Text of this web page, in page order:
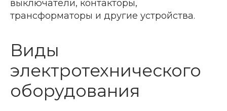
выключатели, контакторы,
трансформаторы и другие устройства.
Виды
электротехнического
оборудования